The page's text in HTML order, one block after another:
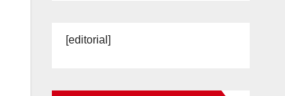
[editorial]